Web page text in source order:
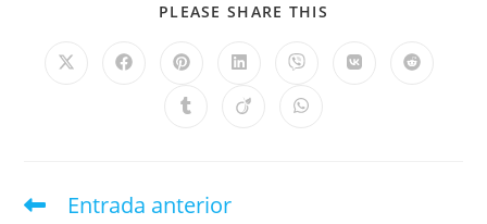
PLEASE SHARE THIS
Entrada anterior